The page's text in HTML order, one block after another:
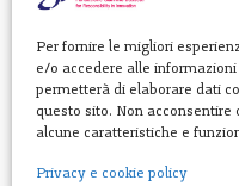
Per fornire le migliori
e/o accedere alle
permetterà di elaborare dati
questo sito. Non
alcune caratteristiche e
Privacy e cookie policy
p.i.